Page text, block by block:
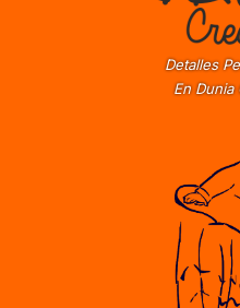
Detalles
En Dunia